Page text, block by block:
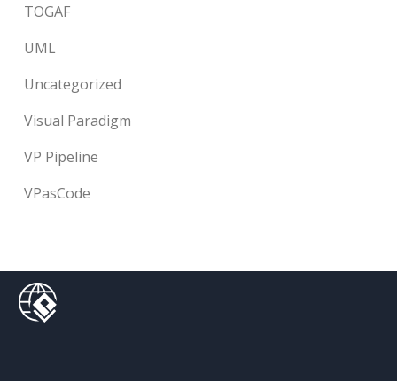
TOGAF
UML
Uncategorized
Visual Paradigm
VP Pipeline
VPasCode